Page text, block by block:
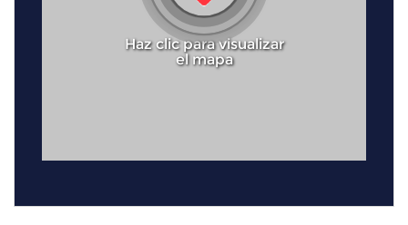
Haz clic para visualizar
el mapa